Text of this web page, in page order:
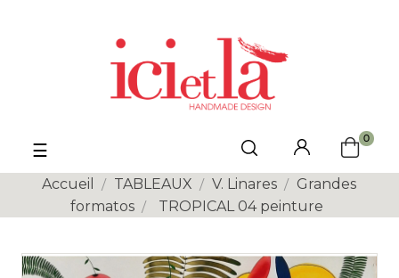
Basculer
la
navigation
☰
0
Accueil TABLEAUX V. Linares
Grandes
formatos
TROPICAL 04 peinture